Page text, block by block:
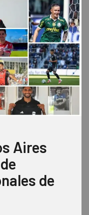
Aires
de